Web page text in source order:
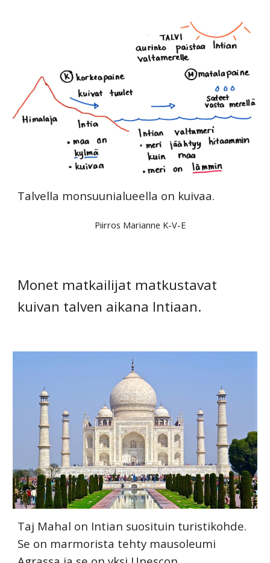
Talvella monsuunialueella on kuivaa.
Piirros Marianne K-V-E
Monet matkailijat matkustavat
kuivan talven aikana Intiaan.
Taj Mahal on Intian suosituin turistikohde.
Se on marmorista tehty mausoleumi